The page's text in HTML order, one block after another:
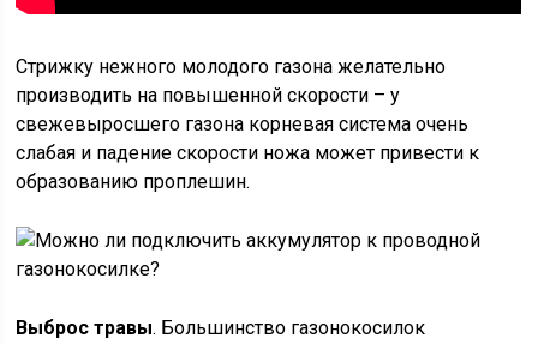
Стрижку нежного молодого газона желательно
производить на повышенной скорости – у
свежевыросшего газона корневая система очень
слабая и падение скорости ножа может привести к
образованию проплешин.
Выброс травы. Большинство газонокосилок